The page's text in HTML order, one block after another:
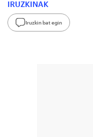
IRUZKINAK
Iruzkin bat egin